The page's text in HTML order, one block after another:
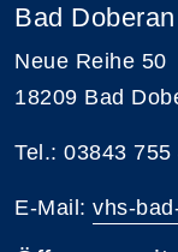
Bad Doberan
Neue Reihe 50
18209 Bad
Tel.: 03843 755
E-Mail: vhs-